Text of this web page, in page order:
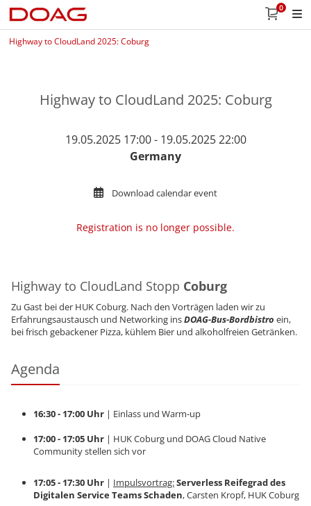
0
Highway to CloudLand 2025: Coburg
Highway to CloudLand 2025: Coburg
19.05.2025 17:00 - 19.05.2025 22:00
Germany
Download calendar event
Registration is no longer possible.
Highway to CloudLand Stopp Coburg
Zu Gast bei der HUK Coburg. Nach den Vorträgen laden wir zu
Erfahrungsaustausch und Networking insDOAG-Bus-Bordbistro ein,
bei frisch gebackener Pizza, kühlem Bier und alkoholfreien Getränken.
Agenda
16:30 - 17:00 Uhr | Einlass und Warm-up
17:00 - 17:05 Uhr | HUK Coburg und DOAG Cloud Native
Community stellen sich vor
17:05 - 17:30 Uhr | Impulsvortrag:Serverless Reifegrad des
Digitalen Service Teams Schaden, Carsten Kropf, HUK Coburg